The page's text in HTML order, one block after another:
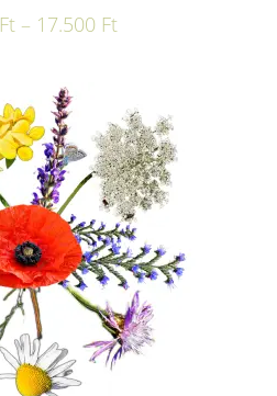
Ft – 17.500 Ft